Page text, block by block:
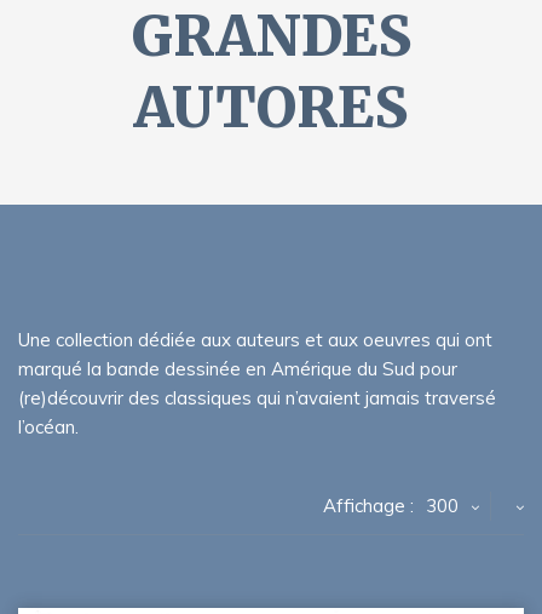
GRANDES
AUTORES
Une collection dédiée aux auteurs et aux oeuvres qui ont
marqué la bande dessinée en Amérique du Sud pour
(re)découvrir des classiques qui n’avaient jamais traversé
l’océan.
Affichage : 300